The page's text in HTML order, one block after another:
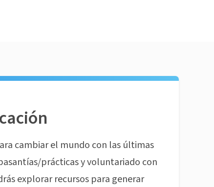
cambiar el mundo con las últimas
prácticas y voluntariado con
explorar recursos para generar